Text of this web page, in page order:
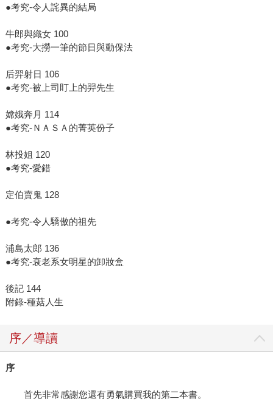
●考究-令人詫異的結局
牛郎與織女 100
●考究-大撈一筆的節日與動保法
后羿射日 106
●考究-被上司盯上的羿先生
嫦娥奔月 114
●考究-ＮＡＳＡ的菁英份子
林投姐 120
●考究-愛錯
定伯賣鬼 128
●考究-令人驕傲的祖先
浦島太郎 136
●考究-衰老系女明星的卸妝盒
後記 144
附錄-種菇人生
序／導讀
序
首先非常感謝您還有勇氣購買我的第二本書。